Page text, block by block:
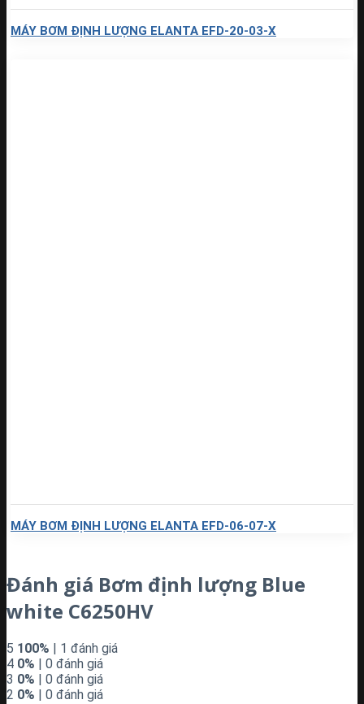
MÁY BƠM ĐỊNH LƯỢNG ELANTA EFD-20-03-X
MÁY BƠM ĐỊNH LƯỢNG ELANTA EFD-06-07-X
Đánh giá Bơm định lượng Blue
white C6250HV
5 100% | 1 đánh giá
4 0% | 0 đánh giá
3 0% | 0 đánh giá
2 0% | 0 đánh giá